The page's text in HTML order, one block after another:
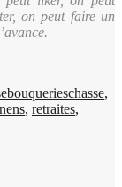
on peut faire un
chasse,
, retraites,